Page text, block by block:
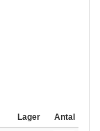
Lager Antal